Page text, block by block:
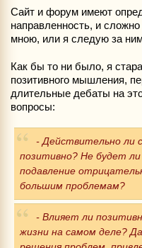
Сайт и форум имеют
направленность, и
мною, или я следую за
Как бы то ни было, я
позитивного мышления,
длительные дебаты на
вопросы:
- Действительно
позитивно? Не будет
подавление
большим проблемам?
- Влияет ли
жизни на самом деле?